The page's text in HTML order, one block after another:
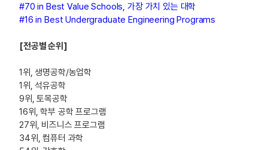
#70 in Best Value Schools, 가장 가치 있는 대학
#16 in Best Undergraduate Engineering Programs
[전공별 순위]
1위, 생명공학/농업학
1위, 석유공학
9위, 토목공학
16위, 학부 공학 프로그램
​27위, 비즈니스 프로그램
34위, 컴퓨터 과학